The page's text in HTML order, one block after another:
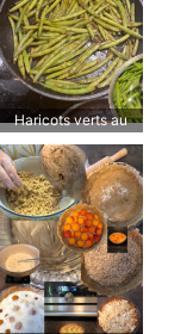
Haricots verts au
soja et au gingembre